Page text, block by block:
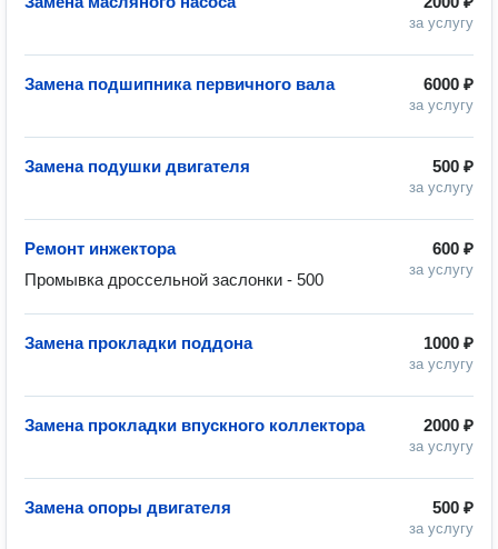
за услугу
6000 ₽
за услугу
Замена подшипника первичного вала
500 ₽
за услугу
Замена подушки двигателя
600 ₽
за услугу
Ремонт инжектора
Промывка дроссельной заслонки - 500
1000 ₽
за услугу
Замена прокладки поддона
2000 ₽
за услугу
Замена прокладки впускного коллектора
500 ₽
за услугу
Замена опоры двигателя